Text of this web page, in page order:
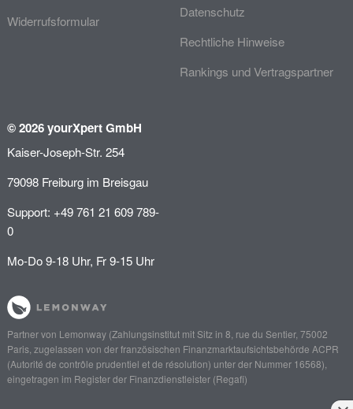
Widerrufsformular
Datenschutz
Rechtliche Hinweise
Rankings und Vertragspartner
© 2026 yourXpert GmbH
Kaiser-Joseph-Str. 254
79098 Freiburg im Breisgau
Support: +49 761 21 609 789-
0
Mo-Do 9-18 Uhr, Fr 9-15 Uhr
Partner von Lemonway(Zahlungsinstitut mit Sitz in 8, rue du Sentier, 75002
Paris, zugelassen von der französischen Finanzmarktaufsichtsbehörde ACPR
(Autorité de contrôle prudentiel et de résolution) unter der Nummer 16568),
eingetragen im Register der Finanzdienstleister (Regafi)